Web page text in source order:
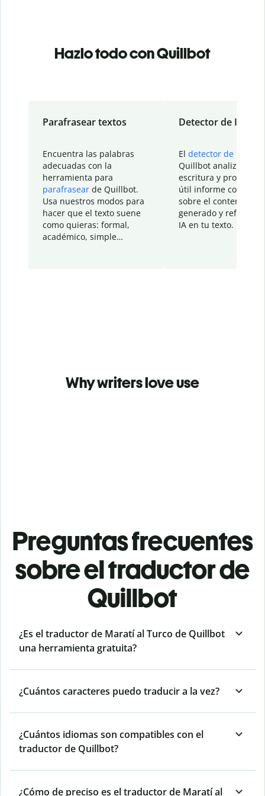
Hazlo todo con Quillbot
Parafrasear textos
Encuentra las palabras
adecuadas con la
herramienta para
parafrasear de Quillbot.
Usa nuestros modos para
hacer que el texto suene
como quieras: formal,
académico, simple…
Detector de IA
El detector de IA
Quillbot analiza tu
escritura y
útil informe con
sobre el contenido
generado y refinado
IA en tu texto.
Why writers love use
Preguntas frecuentes
sobre el traductor de
Quillbot
¿Es el traductor de Maratí al Turco de Quillbot
una herramienta gratuita?
¿Cuántos caracteres puedo traducir a la vez?
¿Cuántos idiomas son compatibles con el
traductor de Quillbot?
¿Cómo de preciso es el traductor de Maratí al